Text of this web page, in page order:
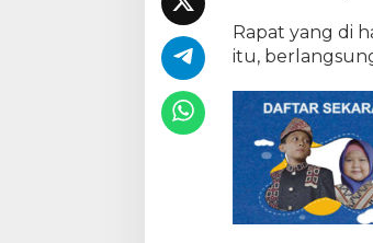
a
r
s
K
o
m
p
a
k
B
Rapat yang di
itu,